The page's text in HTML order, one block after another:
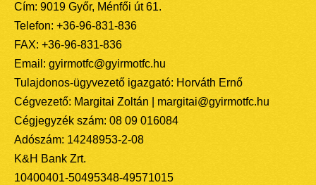
Cím: 9019 Győr, Ménfői út 61.
Telefon: +36-96-831-836
FAX: +36-96-831-836
Email: gyirmotfc@gyirmotfc.hu
Tulajdonos-ügyvezető igazgató: Horváth Ernő
Cégvezető: Margitai Zoltán | margitai@gyirmotfc.hu
Cégjegyzék szám: 08 09 016084
Adószám: 14248953-2-08
K&H Bank Zrt.
10400401-50495348-49571015